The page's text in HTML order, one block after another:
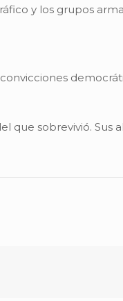
y los grupos
que sobrevivió. Sus